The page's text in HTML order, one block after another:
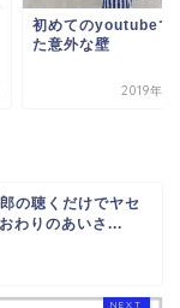
初めてのyoutubeで
た意外な壁
2019年11
の聴くだけでヤセ
わりのあいさ...